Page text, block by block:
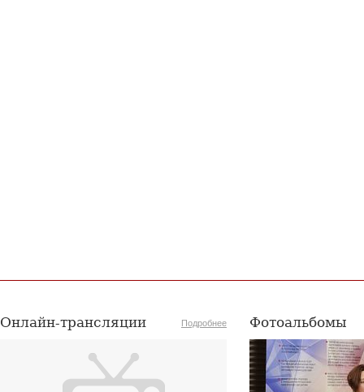
Онлайн-трансляции Подробнее Фотоальбомы